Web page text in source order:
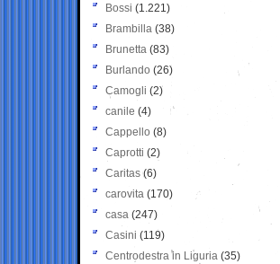
Bossi (1.221)
Brambilla (38)
Brunetta (83)
Burlando (26)
Camogli (2)
canile (4)
Cappello (8)
Caprotti (2)
Caritas (6)
carovita (170)
casa (247)
Casini (119)
Centrodestra in Liguria (35)